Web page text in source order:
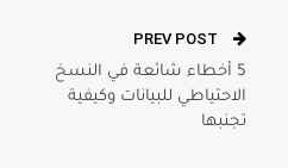
5 أخطاء شائعة في النسخ
الاحتياطي للبيانات وكيفية
تجنبها